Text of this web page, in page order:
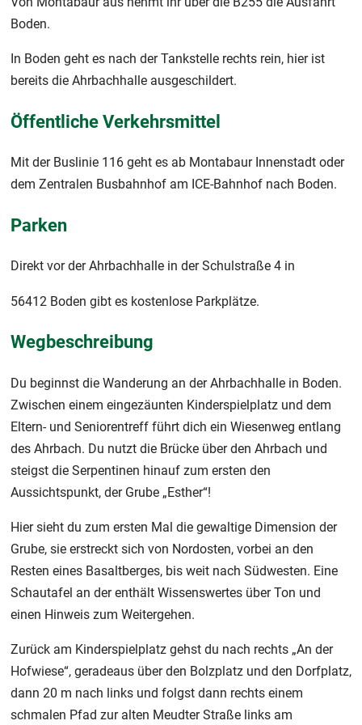
Boden.
In Boden geht es nach der Tankstelle rechts rein, hier ist
bereits die Ahrbachhalle ausgeschildert.
Öffentliche Verkehrsmittel
Mit der Buslinie 116 geht es ab Montabaur Innenstadt oder
dem Zentralen Busbahnhof am ICE-Bahnhof nach Boden.
Parken
Direkt vor der Ahrbachhalle in der Schulstraße 4 in
56412 Boden gibt es kostenlose Parkplätze.
Wegbeschreibung
Du beginnst die Wanderung an der Ahrbachhalle in Boden.
Zwischen einem eingezäunten Kinderspielplatz und dem
Eltern- und Seniorentreff führt dich ein Wiesenweg entlang
des Ahrbach. Du nutzt die Brücke über den Ahrbach und
steigst die Serpentinen hinauf zum ersten den
Aussichtspunkt, der Grube „Esther“!
Hier sieht du zum ersten Mal die gewaltige Dimension der
Grube, sie erstreckt sich von Nordosten, vorbei an den
Resten eines Basaltberges, bis weit nach Südwesten. Eine
Schautafel an der enthält Wissenswertes über Ton und
einen Hinweis zum Weitergehen.
Zurück am Kinderspielplatz gehst du nach rechts „An der
Hofwiese“, geradeaus über den Bolzplatz und den Dorfplatz,
dann 20 m nach links und folgst dann rechts einem
schmalen Pfad zur alten Meudter Straße links am